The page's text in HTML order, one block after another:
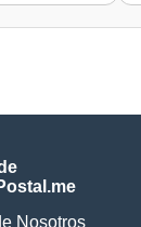
Nosotros